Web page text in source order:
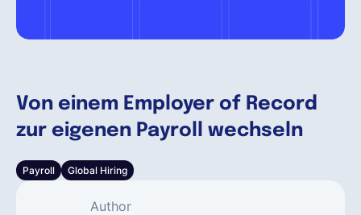
Von einem Employer of Record
zur eigenen Payroll wechseln
Payroll Global Hiring
Author
Deutsch